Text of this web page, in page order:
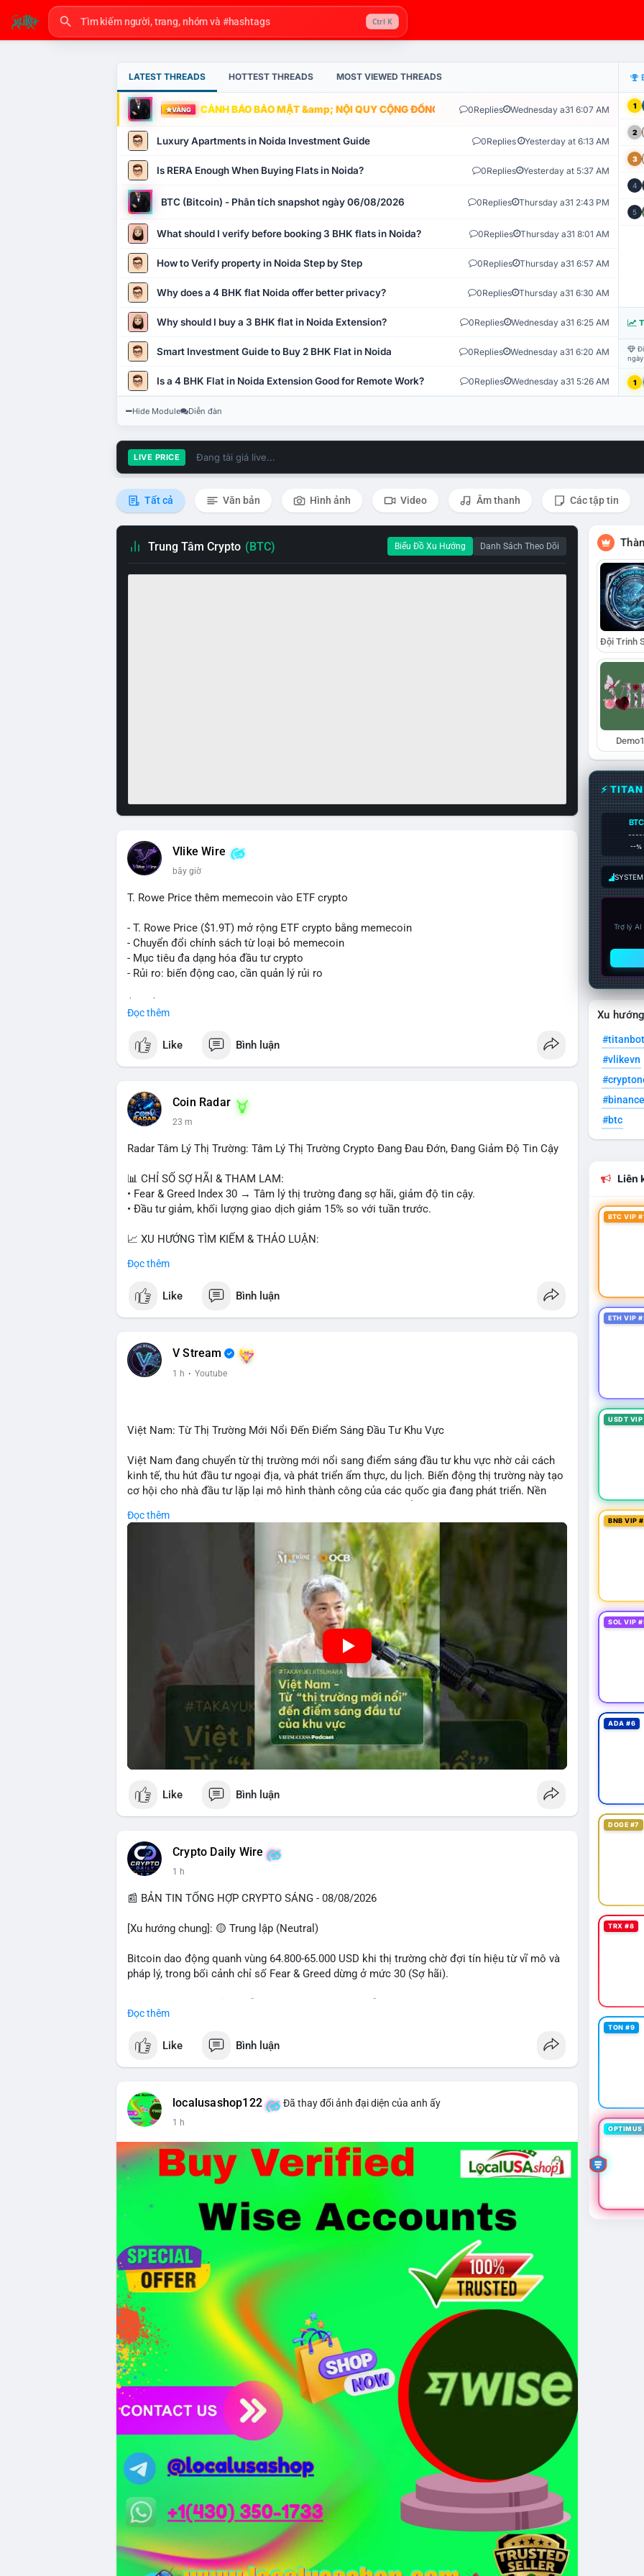
Ctrl K
LATEST THREADS HOTTEST THREADS MOST VIEWED THREADS
VÀNG CẢNH BÁO BẢO MẬT &amp; NỘI QUY CỘNG ĐỒNG VLIKE.VN: HỆ THỐNG GIÁM SÁT TỰ
0Replies Wednesday a31 6:07 AM
Luxury Apartments in Noida Investment Guide 0Replies Yesterday at 6:13 AM
Is RERA Enough When Buying Flats in Noida? 0Replies Yesterday at 5:37 AM
BTC (Bitcoin) - Phân tích snapshot ngày 06/08/2026 0Replies Thursday a31 2:43 PM
What should I verify before booking 3 BHK flats in Noida? 0Replies Thursday a31 8:01 AM
How to Verify property in Noida Step by Step 0Replies Thursday a31 6:57 AM
Why does a 4 BHK flat Noida offer better privacy? 0Replies Thursday a31 6:30 AM
Why should I buy a 3 BHK flat in Noida Extension? 0Replies Wednesday a31 6:25 AM
Smart Investment Guide to Buy 2 BHK Flat in Noida 0Replies Wednesday a31 6:20 AM
Is a 4 BHK Flat in Noida Extension Good for Remote Work? 0Replies Wednesday a31 5:26 AM
1
2
3
4
5
1
Hide Module Diễn đàn
LIVE PRICE Đang tải giá live...
Tất cả Văn bản Hình ảnh Video Âm thanh Các tập tin
Trung Tâm Crypto (BTC) Biểu Đồ Xu Hướng Danh Sách Theo Dõi
Vlike Wire
bây giờ
T. Rowe Price thêm memecoin vào ETF crypto
- T. Rowe Price ($1.9T) mở rộng ETF crypto bằng memecoin
- Chuyển đổi chính sách từ loại bỏ memecoin
- Mục tiêu đa dạng hóa đầu tư crypto
- Rủi ro: biến động cao, cần quản lý rủi ro
📰 Nguồn: CoinDesk
Đọc thêm
Like Bình luận
Coin Radar
23 m
Radar Tâm Lý Thị Trường: Tâm Lý Thị Trường Crypto Đang Đau Đớn, Đang Giảm Độ Tin Cậy
📊 CHỈ SỐ SỢ HÃI & THAM LAM:
• Fear & Greed Index 30 → Tâm lý thị trường đang sợ hãi, giảm độ tin cậy.
• Đầu tư giảm, khối lượng giao dịch giảm 15% so với tuần trước.
📈 XU HƯỚNG TÌM KIẾM & THẢO LUẬN:
Tutorial.
• LunarCrush: Ethereum, Solana, Dogecoin, Chainlink, Litecoin, Tesla, UFC, Premier League,
etc.
💬 DÒNG CHẢY TIN TỨC & TRUYỀN THÔNG:
• Telegram: US Senate tiến hành bỏ phiếu Clarity Act, IMF nói stablecoin địa phương tăng
nhu cầu.
crypto.
💡 NHẬN ĐỊNH & KHUYẾN NGHỊ:
• Tâm lý ngắn hạn: sợ hãi, giảm khối lượng, người bán tăng.
• Khuyến nghị: giữ cẩn thận, tránh short, tập trung vào stablecoin, theo dõi US legislation.
📊 Nguồn: Radar Tâm Lý Thị Trường
Đọc thêm
Like Bình luận
V Stream
1 h · Youtube
Việt Nam: Từ Thị Trường Mới Nổi Đến Điểm Sáng Đầu Tư Khu Vực
Việt Nam đang chuyển từ thị trường mới nổi sang điểm sáng đầu tư khu vực nhờ cải cách
kinh tế, thu hút đầu tư ngoại địa, và phát triển ẩm thực, du lịch. Biến động thị trường này tạo
cơ hội cho nhà đầu tư lặp lại mô hình thành công của các quốc gia đang phát triển. Nền
đầu tư toàn cầu.
Đọc thêm
Like Bình luận
Crypto Daily Wire
1 h
📰 BẢN TIN TỔNG HỢP CRYPTO SÁNG - 08/08/2026
[Xu hướng chung]: 🟡 Trung lập (Neutral)
Bitcoin dao động quanh vùng 64.800-65.000 USD khi thị trường chờ đợi tín hiệu từ vĩ mô và
pháp lý, trong bối cảnh chỉ số Fear & Greed dừng ở mức 30 (Sợ hãi).
chuyển 289,92 BTC trị giá 18,83 triệu USD lúc 08:19 UTC và 61,37 BTC (gần 4 triệu USD) lúc
sàn.
phiếu để tiến tới tháng tới. IMF nhận định stablecoin nội địa có thể thúc đẩy nhu cầu token
được dollar hỗ trợ. Tòa án Mỹ cho phép Bybit truy xuất tài sản 1,5 tỷ USD từ vụ hack Triều
Tiên.
- Công nghệ & Bảo mật: BTCPay cảnh báo exploit mới trên LND có thể đánh cắp thông tin
đăng nhập Lightning Network, người dùng cần cập nhật ngay. XRP Ledger đề xuất sửa đổi
bảo mật token hóa tài sản Wall Street trị giá 530 triệu USD.
Nhà đầu tư nên thận trọng với đòn bẩy cao khi Funding Rate BTC chỉ ở mức 0.0035%. Vùng
Fear hiện tại có thể là cơ hội tích lũy dài hạn nhưng cần chờ xác nhận dòng tiền.
Xem chi tiết các bài viết đầy đủ tại dòng thời gian của Vlike.vn!
#whalealertbtc #clarityact #lightningexploit #xrpledger
Đọc thêm
Like Bình luận
localusashop122 Đã thay đổi ảnh đại diện của anh ấy
1 h
⚡
BTC
--%
Trợ lý
Xu
#titanbot
#vlikevn
#btc
Liên
BTC VIP
ETH VIP
USDT
BNB VIP
SOL VIP
ADA #6
DOGE #7
TRX #8
TON #9
OPTIMUS